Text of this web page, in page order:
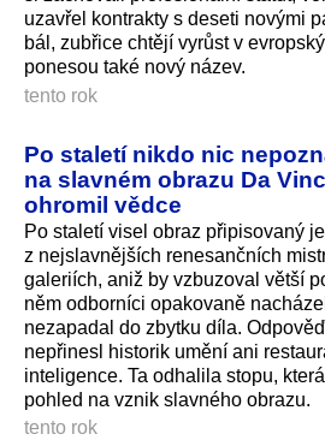
uzavřel kontrakty s deseti novými
bál, zubřice chtějí vyrůst v
ponesou také nový název.
tento rok
Po staletí nikdo nic
na slavném obrazu Da
ohromil vědce
Po staletí visel obraz připisovaný
z nejslavnějších renesančních
galeriích, aniž by vzbuzoval větší
něm odborníci opakovaně
nezapadal do zbytku díla.
nepřinesl historik umění ani
inteligence. Ta odhalila stopu,
pohled na vznik slavného obrazu.
tento rok